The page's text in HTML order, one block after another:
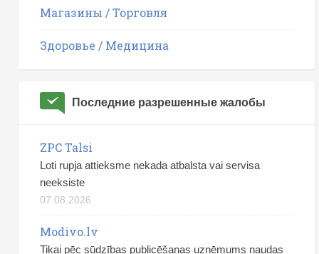
Магазины / Торговля
Здоровье / Медицина
Последние разрешенные жалобы
ZPC Talsi
Loti rupja attieksme nekada atbalsta vai servisa
neeksiste
07.08.2026
Modivo.lv
Tikai pēc sūdzības publicēšanas uzņēmums naudas